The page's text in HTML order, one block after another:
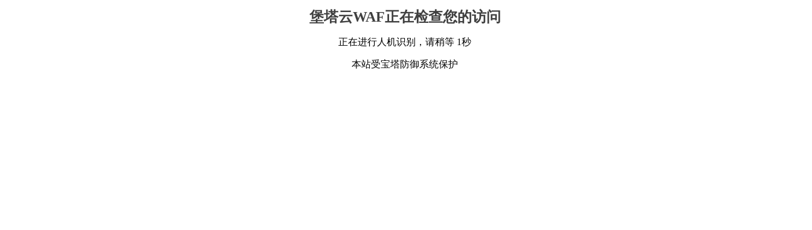
堡塔云WAF正在检查您的访问
正在进行人机识别，请稍等 1秒
本站受宝塔防御系统保护